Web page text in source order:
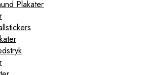
Plakater